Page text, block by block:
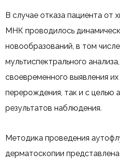
В случае отказа пациента от
МНК проводилось
новообразований, в том
мультиспектрального
своевременного выявления
перерождения, так и с целью
результатов наблюдения.
Методика проведения
дерматоскопии представлена